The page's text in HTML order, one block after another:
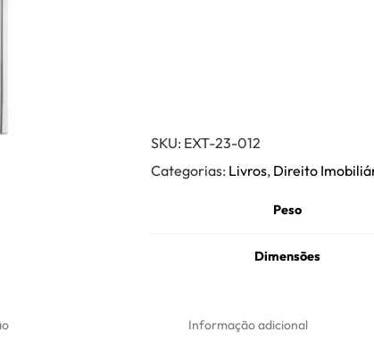
SKU: EXT-23-012
Categorias: Livros, Direito
Peso
Dimensões
Informação adicional